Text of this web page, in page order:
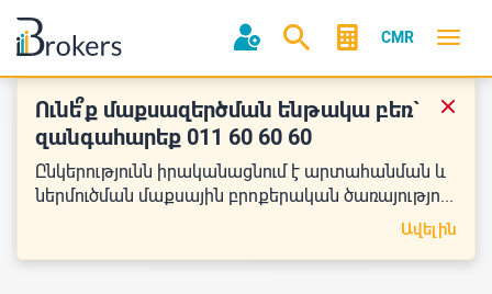
CMR
Ունե՞ք մաքսազերծման ենթակա բեռ`
զանգահարեք 011 60 60 60
Ընկերությունն իրականացնում է արտահանման և
ներմուծման մաքսային բրոքերական ծառայությո...
Ավելին